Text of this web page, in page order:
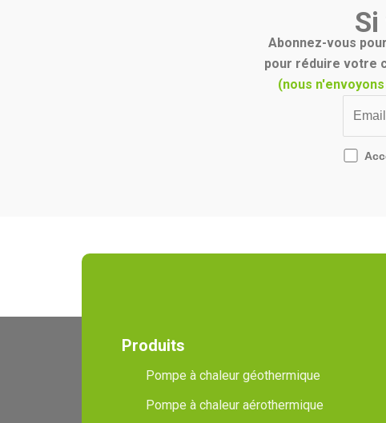
Abonnez-vous
pour réduire votre
(nous
Produits
Pompe à chaleur géothermique
Pompe à chaleur aérothermique